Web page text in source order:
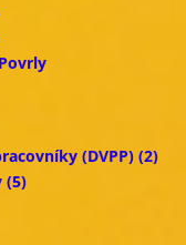
(DVPP)(2)
(5)